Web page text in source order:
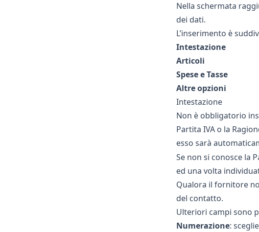
Nella schermata
dei dati.
L’inserimento è
Intestazione
Articoli
Spese e Tasse
Altre opzioni
Intestazione
Non è obbligatorio
Partita IVA o la
esso sarà
Se non si conosce la
ed una volta
Qualora il fornitore
del contatto.
Ulteriori campi sono
Numerazione: